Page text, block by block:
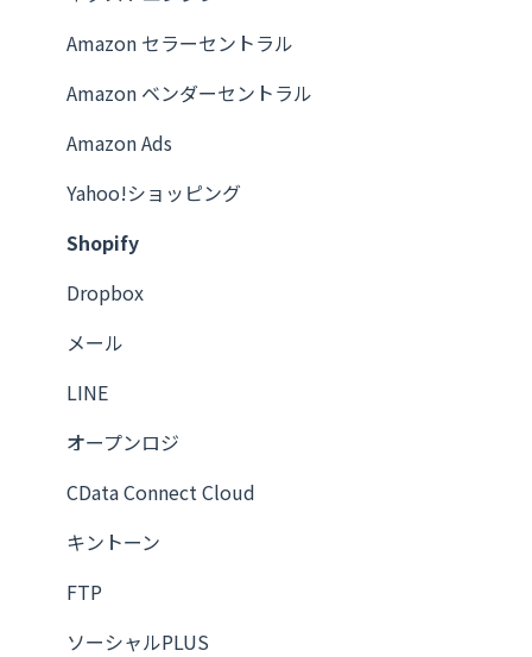
Yahoo!ショッピング
Amazon セラーセントラル
Amazon ベンダーセントラル
Amazon Ads
Shopify
Google スプレッドシート
メール
Slack
LINE
Chatwork
Google マップ
フロー
ユーティリティ
Amazon セラーセントラル
Amazon ベンダーセントラル
Amazon Ads
Yahoo!ショッピング
Shopify
Dropbox
メール
LINE
オープンロジ
CData Connect Cloud
キントーン
FTP
ソーシャルPLUS